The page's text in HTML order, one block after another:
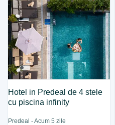
Hotel in Predeal de 4 stele
cu piscina infinity
Predeal - Acum 5 zile